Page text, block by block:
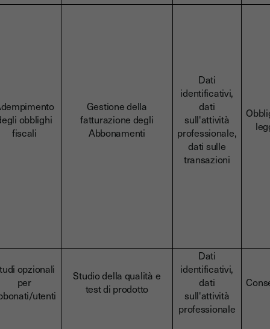
obblighi
fiscali
Gestione della
fatturazione degli
Abbonamenti
Dati
identificativi,
dati
sull'attività
professionale,
dati sulle
transazioni
opzionali
per
utenti
Studio della qualità e
test di prodotto
Dati
identificativi,
dati
sull'attività
professionale